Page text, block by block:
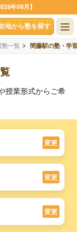
年08月】
地から塾を探す
塾一覧 間藤駅の塾・学
授業形式からご希
変更
変更
変更